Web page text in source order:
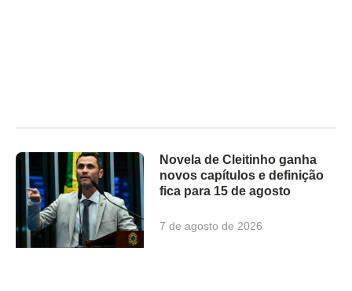
Novela de Cleitinho ganha
novos capítulos e definição
fica para 15 de agosto
7 de agosto de 2026